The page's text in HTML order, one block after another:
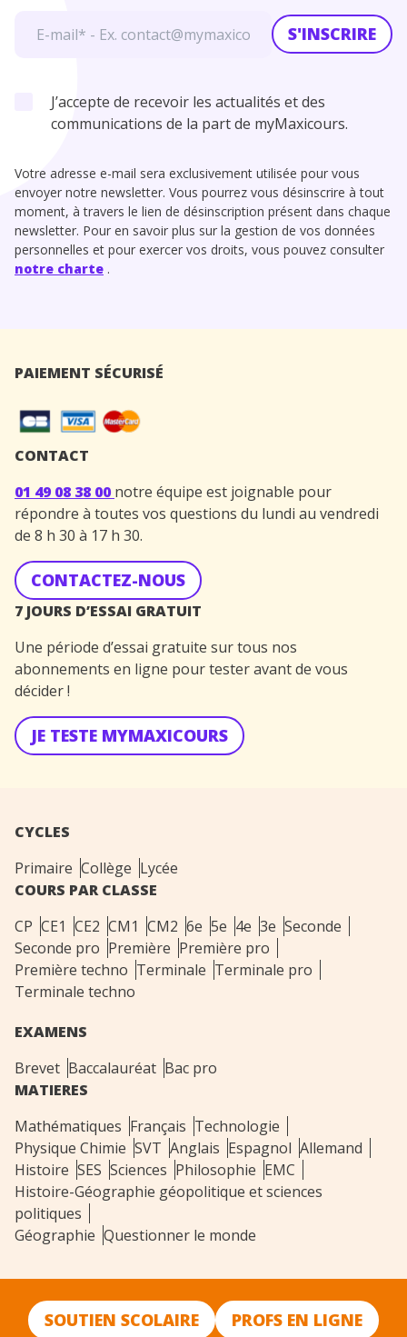
S'INSCRIRE
J’accepte de recevoir les actualités et des
communications de la part de myMaxicours.
Votre adresse e-mail sera exclusivement utilisée pour vous
envoyer notre newsletter. Vous pourrez vous désinscrire à tout
moment, à travers le lien de désinscription présent dans chaque
newsletter. Pour en savoir plus sur la gestion de vos données
personnelles et pour exercer vos droits, vous pouvez consulter
notre charte .
PAIEMENT SÉCURISÉ
CONTACT
01 49 08 38 00 notre équipe est joignable pour
répondre à toutes vos questions du lundi au vendredi
de 8 h 30 à 17 h 30.
CONTACTEZ-NOUS
7 JOURS D’ESSAI GRATUIT
Une période d’essai gratuite sur tous nos
abonnements en ligne pour tester avant de vous
décider !
JE TESTE MYMAXICOURS
CYCLES
Primaire Collège Lycée
COURS PAR CLASSE
CP CE1 CE2 CM1 CM2 6e 5e 4e 3e Seconde
Seconde pro Première Première pro
Première techno Terminale Terminale pro
Terminale techno
EXAMENS
Brevet Baccalauréat Bac pro
MATIERES
Mathématiques Français Technologie
Physique Chimie SVT Anglais Espagnol Allemand
Histoire SES Sciences Philosophie EMC
Histoire-Géographie géopolitique et sciences
politiques
Géographie Questionner le monde
SOUTIEN SCOLAIRE PROFS EN LIGNE